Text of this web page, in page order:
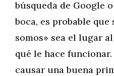
búsqueda de Google
boca, es probable
somos» sea el lugar
qué le hace
causar una buena